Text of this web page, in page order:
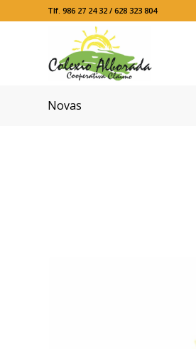
Tlf. 986 27 24 32 / 628 323 804
Novas